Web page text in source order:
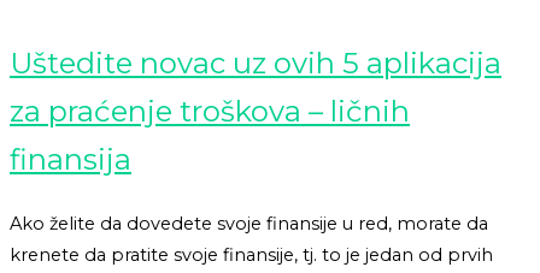
Uštedite novac uz ovih 5 aplikacija
za praćenje troškova – ličnih
finansija
Ako želite da dovedete svoje finansije u red, morate da
krenete da pratite svoje finansije, tj. to je jedan od prvih